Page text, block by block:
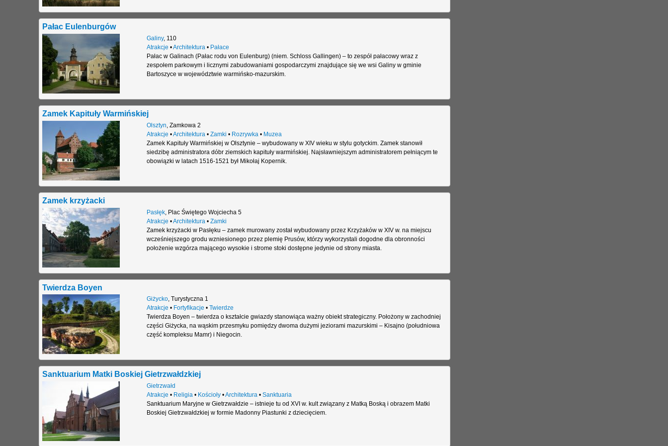
Pałac Eulenburgów
Galiny, 110
Atrakcje •Architektura• Pałace
Pałac w Galinach (Pałac rodu von Eulenburg) (niem. Schloss Gallingen) – to zespół pałacowy wraz z
zespołem parkowym i licznymi zabudowaniami gospodarczymi znajdujące się we wsi Galiny w gminie
Bartoszyce w województwie warmińsko-mazurskim.
Zamek Kapituły Warmińskiej
Olsztyn Zamkowa 2
Atrakcje •Architektura • Zamki • Rozrywka • Muzea
Zamek Kapituły Warmińskiej w Olsztynie – wybudowany w XIV wieku w stylu gotyckim. Zamek stanowił
siedzibę administratora dóbr ziemskich kapituły warmińskiej. Najsławniejszym administratorem pełniącym te
obowiązki w latach 1516-1521 był Mikołaj Kopernik.
Zamek krzyżacki
Pasłęk, Plac Świętego Wojciecha 5
Atrakcje •Architektura • Zamki
Zamek krzyżacki w Pasłęku – zamek murowany został wybudowany przez Krzyżaków w XIV w. na miejscu
wcześniejszego grodu wzniesionego przez plemię Prusów, którzy wykorzystali dogodne dla obronności
położenie wzgórza mającego wysokie i strome stoki dostępne jedynie od strony miasta.
Twierdza Boyen
Giżycko, Turystyczna 1
Atrakcje • Fortyfikacje • Twierdze
Twierdza Boyen – twierdza o kształcie gwiazdy stanowiąca ważny obiekt strategiczny. Położony w zachodniej
części Giżycka, na wąskim przesmyku pomiędzy dwoma dużymi jeziorami mazurskimi – Kisajno (południowa
część kompleksu Mamr) i Niegocin.
Sanktuarium Matki Boskiej Gietrzwałdzkiej
Gietrzwałd
Atrakcje • Religia• Kościoły•Architektura• Sanktuaria
Sanktuarium Maryjne w Gietrzwałdzie – istnieje tu od XVI w. kult związany z Matką Boską i obrazem Matki
Boskiej Gietrzwałdzkiej w formie Madonny Piastunki z dziecięciem.